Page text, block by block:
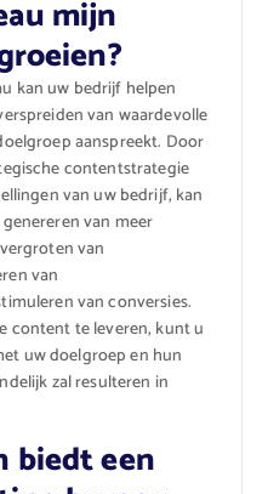
mijn
kan uw bedrijf helpen
van waardevolle
aanspreekt. Door
contentstrategie
van uw bedrijf, kan
van meer
van
van
van conversies.
content te leveren, kunt u
uw doelgroep en hun
zal resulteren in
biedt een